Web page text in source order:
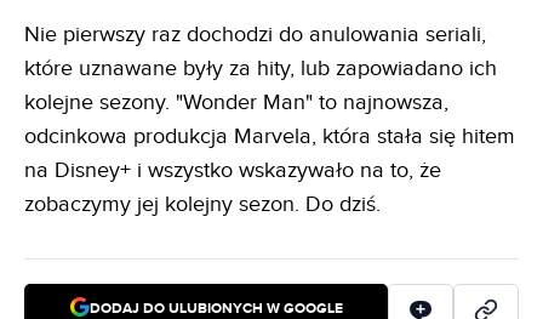
Nie pierwszy raz dochodzi do anulowania seriali,
które uznawane były za hity, lub zapowiadano ich
kolejne sezony. "Wonder Man" to najnowsza,
odcinkowa produkcja Marvela, która stała się hitem
na Disney+ i wszystko wskazywało na to, że
zobaczymy jej kolejny sezon. Do dziś.
DODAJ DO ULUBIONYCH W GOOGLE